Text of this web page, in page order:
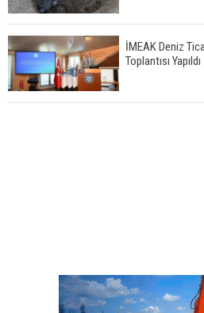
İMEAK Deniz
Toplantısı Yapıldı